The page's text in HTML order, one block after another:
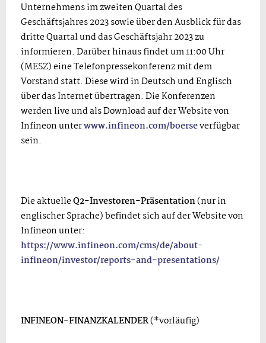
Unternehmens im zweiten Quartal des
Geschäftsjahres 2023 sowie über den Ausblick für das
dritte Quartal und das Geschäftsjahr 2023 zu
informieren. Darüber hinaus findet um 11:00 Uhr
(MESZ) eine Telefonpressekonferenz mit dem
Vorstand statt. Diese wird in Deutsch und Englisch
über das Internet übertragen. Die Konferenzen
werden live und als Download auf der Website von
Infineon unterwww.infineon.com/boerseverfügbar
sein.
Die aktuelleQ2-Investoren-Präsentation(nur in
englischer Sprache) befindet sich auf der Website von
Infineon unter:
https://www.infineon.com/cms/de/about-
infineon/investor/reports-and-presentations/
INFINEON-FINANZKALENDER(*vorläufig)